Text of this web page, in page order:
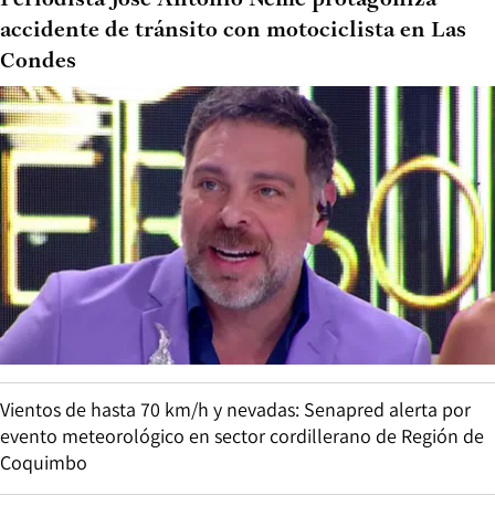
accidente de tránsito con motociclista en Las
Condes
Vientos de hasta 70 km/h y nevadas: Senapred alerta por
evento meteorológico en sector cordillerano de Región de
Coquimbo